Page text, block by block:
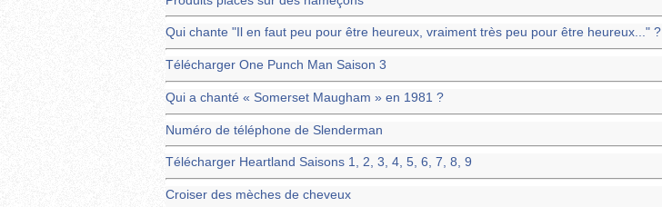
Qui chante "Il en faut peu pour être heureux, vraiment très peu pour être heureux..." ?
Télécharger One Punch Man Saison 3
Qui a chanté « Somerset Maugham » en 1981 ?
Numéro de téléphone de Slenderman
Télécharger Heartland Saisons 1, 2, 3, 4, 5, 6, 7, 8, 9
Croiser des mèches de cheveux